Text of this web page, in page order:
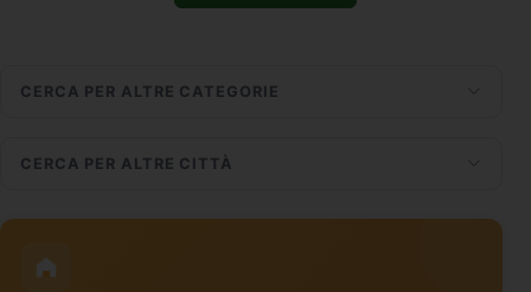
CERCA PER ALTRE CATEGORIE
CERCA PER ALTRE CITTÀ